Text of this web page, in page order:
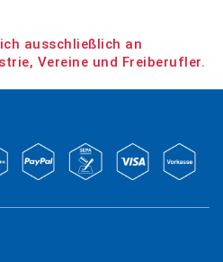
ausschließlich an
Vereine und Freiberufler.